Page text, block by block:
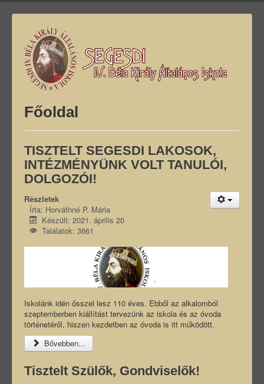
Főoldal
TISZTELT SEGESDI LAKOSOK,
INTÉZMÉNYÜNK VOLT TANULÓI,
DOLGOZÓI!
Részletek
Írta: Horváthné P. Mária
Készült: 2021. április 20
Találatok: 3661
Iskolánk idén ősszel lesz 110 éves. Ebből az alkalomból
szeptemberben kiállítást tervezünk az iskola és az óvoda
történetéről, hiszen kezdetben az óvoda is itt működött.
Bővebben...
Tisztelt Szülők, Gondviselők!